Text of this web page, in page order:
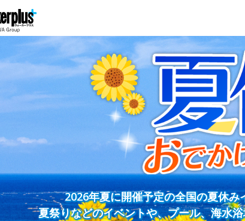
2026年夏に開催予定の全国の夏休
夏祭りなどのイベントや、プール、海水